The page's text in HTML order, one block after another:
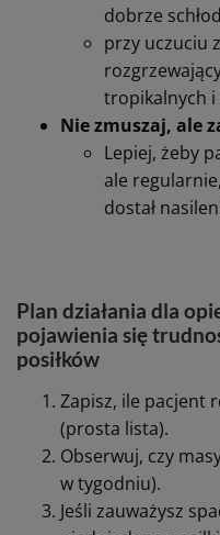
Małe porcje, ale
Zamiast 3
mniejszych,
Mała
łatwiejsza do
obiadu.
Wykorzystaj
Dostępnych
czerwonych
owoców
czucia
1–2 konkretne
Dopasuj
przy
dobrze